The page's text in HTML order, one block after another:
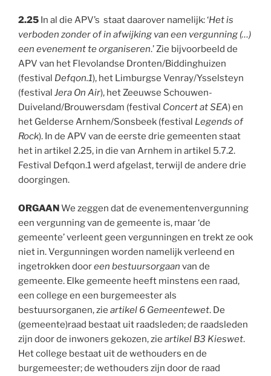
2.25 In al die APV’s staat daarover namelijk: ‘Het is
verboden zonder of in afwijking van een vergunning (…)
een evenement te organiseren.’ Zie bijvoorbeeld de
APV van het Flevolandse Dronten/Biddinghuizen
(festival Defqon.1), het Limburgse Venray/Ysselsteyn
(festival Jera On Air), het Zeeuwse Schouwen-
Duiveland/Brouwersdam (festival Concert at SEA) en
het Gelderse Arnhem/Sonsbeek (festival Legends of
Rock). In de APV van de eerste drie gemeenten staat
het in artikel 2.25, in die van Arnhem in artikel 5.7.2.
Festival Defqon.1 werd afgelast, terwijl de andere drie
doorgingen.
ORGAANWe zeggen dat de evenementenvergunning
een vergunning van de gemeente is, maar ‘de
gemeente’ verleent geen vergunningen en trekt ze ook
niet in. Vergunningen worden namelijk verleend en
ingetrokken dooreen bestuursorgaan van de
gemeente. Elke gemeente heeft minstens een raad,
een college en een burgemeester als
bestuursorganen, zie artikel 6 Gemeentewet. De
(gemeente)raad bestaat uit raadsleden; de raadsleden
zijn door de inwoners gekozen, zie artikel B3 Kieswet.
Het college bestaat uit de wethouders en de
burgemeester; de wethouders zijn door de raad